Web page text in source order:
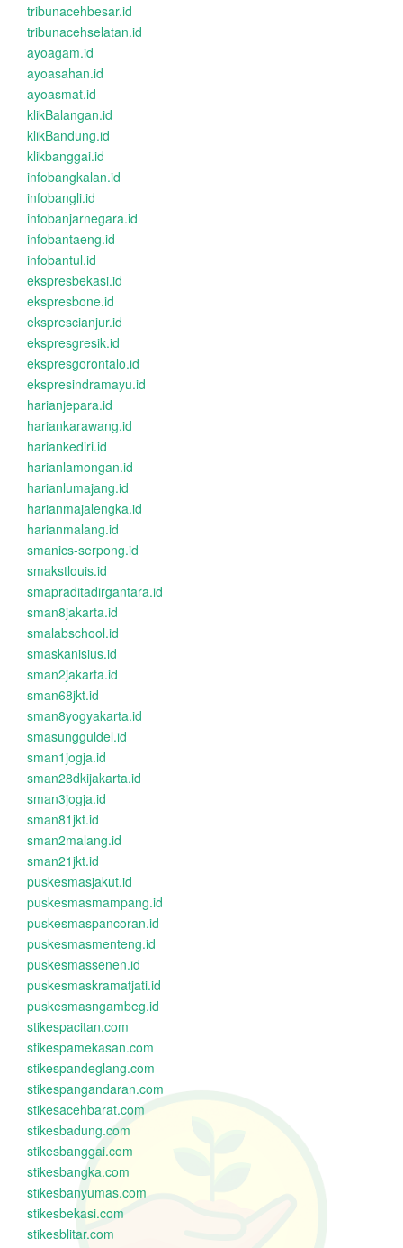
tribunacehbesar.id
tribunacehselatan.id
ayoagam.id
ayoasahan.id
ayoasmat.id
klikBalangan.id
klikBandung.id
klikbanggai.id
infobangkalan.id
infobangli.id
infobanjarnegara.id
infobantaeng.id
infobantul.id
ekspresbekasi.id
ekspresbone.id
eksprescianjur.id
ekspresgresik.id
ekspresgorontalo.id
ekspresindramayu.id
harianjepara.id
hariankarawang.id
hariankediri.id
harianlamongan.id
harianlumajang.id
harianmajalengka.id
harianmalang.id
smanics-serpong.id
smakstlouis.id
smapraditadirgantara.id
sman8jakarta.id
smalabschool.id
smaskanisius.id
sman2jakarta.id
sman68jkt.id
sman8yogyakarta.id
smasungguldel.id
sman1jogja.id
sman28dkijakarta.id
sman3jogja.id
sman81jkt.id
sman2malang.id
sman21jkt.id
puskesmasjakut.id
puskesmasmampang.id
puskesmaspancoran.id
puskesmasmenteng.id
puskesmassenen.id
puskesmaskramatjati.id
puskesmasngambeg.id
stikespacitan.com
stikespamekasan.com
stikespandeglang.com
stikespangandaran.com
stikesacehbarat.com
stikesbadung.com
stikesbanggai.com
stikesbangka.com
stikesbanyumas.com
stikesbekasi.com
stikesblitar.com